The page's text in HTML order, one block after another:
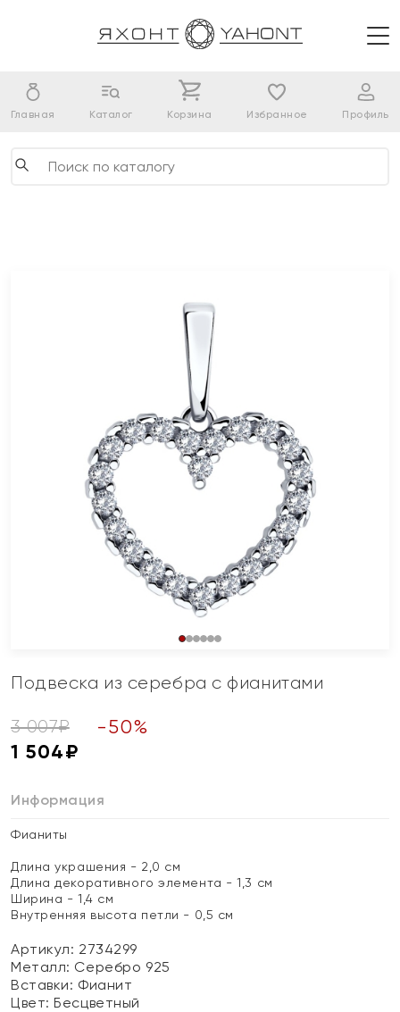
Главная Каталог Корзина Избранное Профиль
Подвеска из серебра с фианитами
3 007₽ -50%
1 504₽
Информация
Фианиты
Длина украшения - 2,0 см
Длина декоративного элемента - 1,3 см
Ширина - 1,4 см
Внутренняя высота петли - 0,5 см
Артикул: 2734299
Металл: Серебро 925
Вставки: Фианит
Цвет:Бесцветный